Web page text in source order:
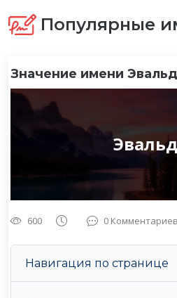
Популярные
Значение имени
600 0 Комментариев
Навигация по странице